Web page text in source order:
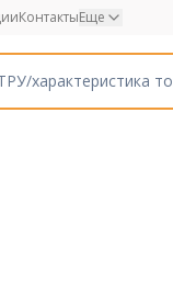
КонтактыЕще